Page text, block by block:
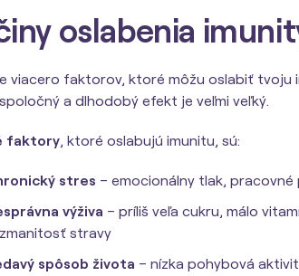
oslabenia
viacero faktorov, ktoré môžu oslabiť tvoju
a dlhodobý efekt je veľmi veľký.
faktory, ktoré oslabujú imunitu, sú:
stres – emocionálny tlak,
výživa – príliš veľa cukru, málo
stravy
spôsob života – nízka pohybová